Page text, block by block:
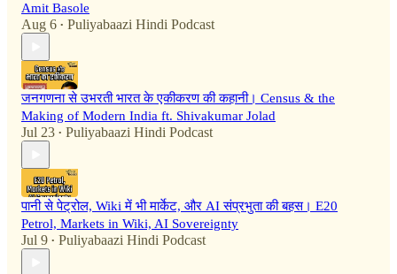
Amit Basole
Aug 6 • Puliyabaazi Hindi Podcast
जनगणना से उभरती भारत के एकीकरण की कहानी। Census & the
Making of Modern India ft. Shivakumar Jolad
Jul 23 • Puliyabaazi Hindi Podcast
पानी से पेट्रोल, Wiki में भी मार्केट, और AI संप्रभुता की बहस। E20
Petrol, Markets in Wiki, AI Sovereignty
Jul 9 • Puliyabaazi Hindi Podcast